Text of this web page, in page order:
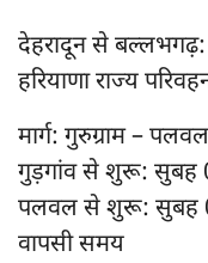
देहरादून से
हरियाणा राज्य
मार्ग: गुरुग्राम –
गुड़गांव से शुरू: सुबह
पलवल से शुरू: सुबह
वापसी समय